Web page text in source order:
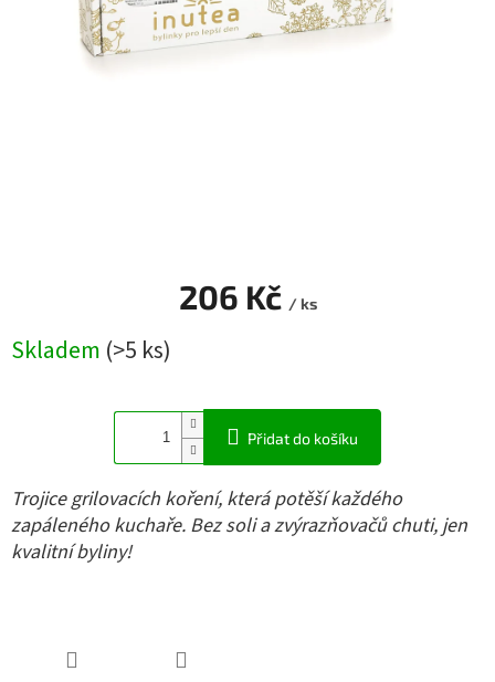
Přihlášení
206 Kč / ks
Skladem (>5 ks)
Přidat do košíku
Trojice grilovacích koření, která potěší každého
zapáleného kuchaře. Bez soli a zvýrazňovačů chuti, jen
kvalitní byliny!